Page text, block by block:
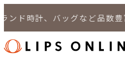
時計、バッグなど品数豊富